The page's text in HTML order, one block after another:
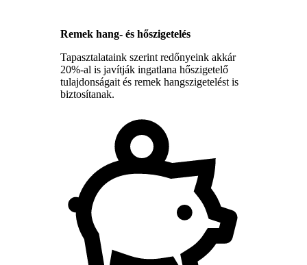
Remek hang- és hőszigetelés
Tapasztalataink szerint redőnyeink akkár
20%-al is javítják ingatlana hőszigetelő
tulajdonságait és remek hangszigetelést is
biztosítanak.